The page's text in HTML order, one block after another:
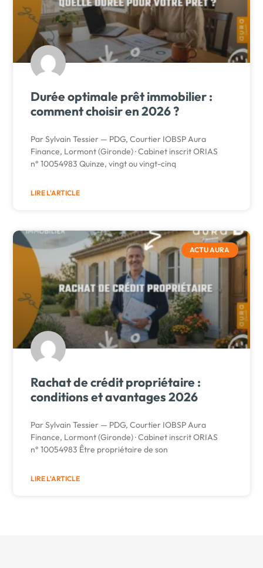
Durée optimale prêt immobilier :
comment choisir en 2026 ?
Par Sylvain Tessier — PDG, Courtier IOBSP Aura
Finance, Lormont (Gironde) · Cabinet inscrit ORIAS
n° 10054983 Quinze, vingt ou vingt-cinq
LIRE L'ARTICLE
ACTU AURA
Rachat de crédit propriétaire :
conditions et avantages 2026
Par Sylvain Tessier — PDG, Courtier IOBSP Aura
Finance, Lormont (Gironde) · Cabinet inscrit ORIAS
n° 10054983 Être propriétaire de son
LIRE L'ARTICLE